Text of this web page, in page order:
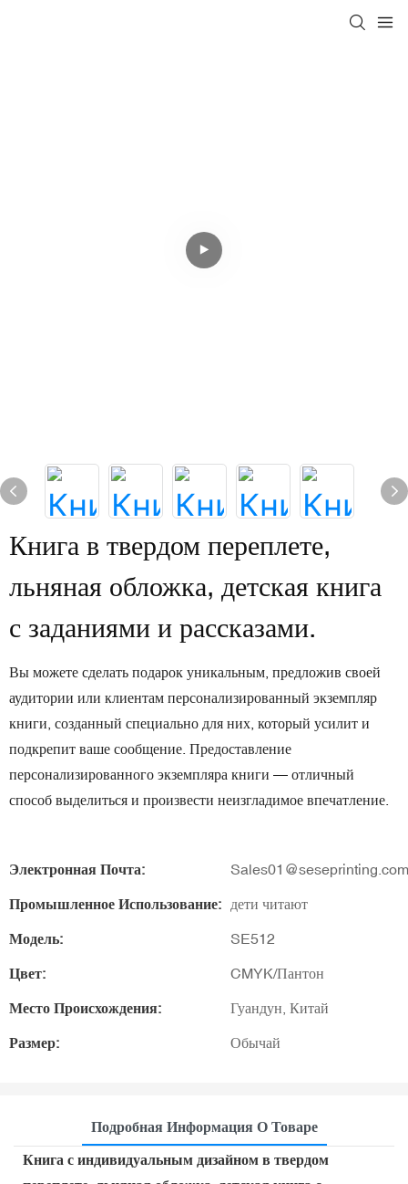
Книга в твердом переплете,
льняная обложка, детская книга
с заданиями и рассказами.
Вы можете сделать подарок уникальным, предложив своей
аудитории или клиентам персонализированный экземпляр
книги, созданный специально для них, который усилит и
подкрепит ваше сообщение. Предоставление
персонализированного экземпляра книги — отличный
способ выделиться и произвести неизгладимое впечатление.
Электронная Почта: Sales01@seseprinting.com
Промышленное Использование: дети читают
Модель: SE512
Цвет: CMYK/Пантон
Место Происхождения: Гуандун, Китай
Размер: Обычай
Подробная Информация О Товаре
Книга с индивидуальным дизайном в твердом